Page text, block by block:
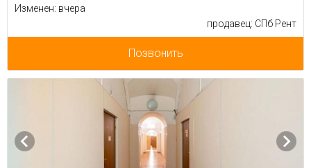
Изменен: вчера
продавец: СПб Рент
Позвонить